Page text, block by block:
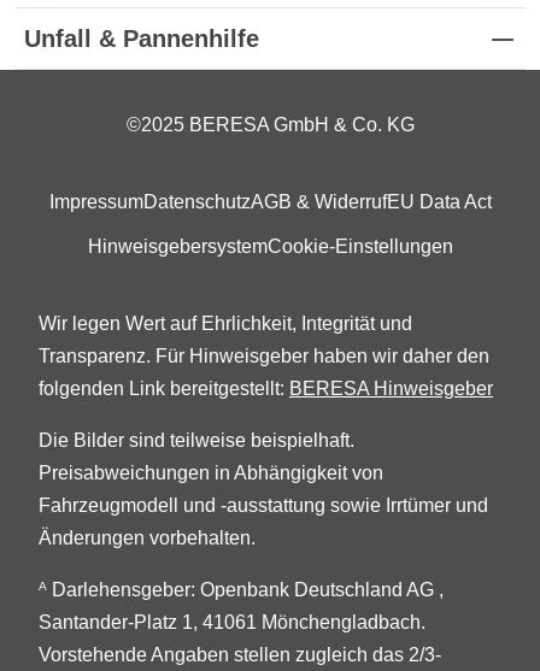
Unfall & Pannenhilfe
©2025 BERESA GmbH & Co. KG
ImpressumDatenschutzAGB & WiderrufEU Data Act
HinweisgebersystemCookie-Einstellungen
Wir legen Wert auf Ehrlichkeit, Integrität und
Transparenz. Für Hinweisgeber haben wir daher den
folgenden Link bereitgestellt: BERESA Hinweisgeber
Die Bilder sind teilweise beispielhaft.
Preisabweichungen in Abhängigkeit von
Fahrzeugmodell und -ausstattung sowie Irrtümer und
Änderungen vorbehalten.
A
Darlehensgeber: Openbank Deutschland AG ,
Santander-Platz 1, 41061 Mönchengladbach.
Vorstehende Angaben stellen zugleich das 2/3-